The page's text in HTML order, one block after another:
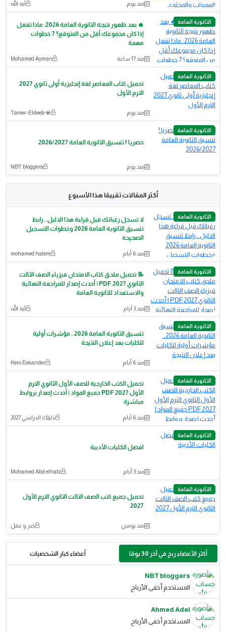
منذ يوم آية الله
الثانوية العامة
🔥 بعد ظهور نتيجة الثانوية العامة 2026: ماذا تفعل
إذا كان مجموعك أقل من المتوقع؟ 7 خطوات
مهمة
منذ 17 ساعة Mohamed Ayman
الثانوية العامة
تحميل كتاب المعاصر لغة إنجليزية أولى ثانوي 2027
الترم الأول
منذ يوم 💎 Tamer-Eldeeb
الثانوية العامة
حصريا ! تنسيق الثانوية العامة 2026/2027
منذ يوم NBT bloggers
أكثر المقالات تقييمًا هذا الأسبوع
الثانوية العامة
لا تسجل رغباتك قبل قراءة هذا الدليل.. رابط
تنسيق الثانوية العامة 2026 وخطوات التسجيل
الصحيحة
منذ 6 أيام mohamed halem
الثانوية العامة
📝 تحميل ملحق كتاب الامتحان فيزياء الصف الثالث
الثانوي 2027 PDF | أحدث إصدار للمراجعة النهائية
والاستعداد للثانوية العامة
منذ 3 أيام آية الله
الثانوية العامة
تنسيق الثانوية العامة 2026.. مؤشرات أولية
للكليات بعد إعلان النتيجة
منذ 6 أيام Kero Eskander
الثانوية العامة
تحميل الكتب الخارجية للصف الأول الثانوي الترم
الأول 2027 PDF جميع المواد | أحدث إصدار بروابط
مباشرة
منذ 6 أيام دليلك الدراسي 2027
الثانوية العامة
افضل الكليات الأدبية
منذ 3 أيام Mohamed Abd elhafz
الثانوية العامة
تحميل جميع كتب الصف الثالث الثانوي الترم الأول
2027
منذ يومين حبر و عقل
أكثر الأعضاء ربح في آخر 30 يومًا أعضاء كبار الشخصيات
NBT bloggers
المستخدم أخفى الأرباح
Ahmed Adel
المستخدم أخفى الأرباح